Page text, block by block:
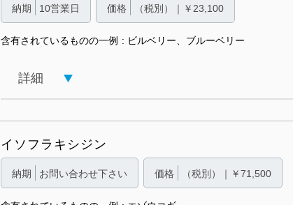
納期 10営業日 価格 （税別）｜￥23,100
含有されているものの一例 ビルベリー、ブルーベリー
詳細
イソフラキシジン
納期 お問い合わせ下さい 価格 （税別）｜￥71,500